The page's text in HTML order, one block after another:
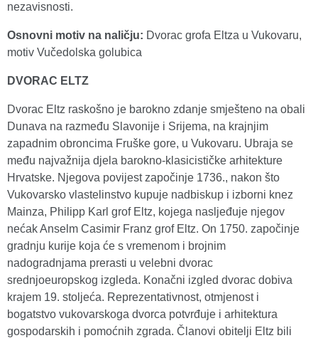
nezavisnosti.
Osnovni motiv na naličju: Dvorac grofa Eltza u Vukovaru,
motiv Vučedolska golubica
DVORAC ELTZ
Dvorac Eltz raskošno je barokno zdanje smješteno na obali
Dunava na razmeđu Slavonije i Srijema, na krajnjim
zapadnim obroncima Fruške gore, u Vukovaru. Ubraja se
među najvažnija djela barokno-klasicističke arhitekture
Hrvatske. Njegova povijest započinje 1736., nakon što
Vukovarsko vlastelinstvo kupuje nadbiskup i izborni knez
Mainza, Philipp Karl grof Eltz, kojega nasljeđuje njegov
nećak Anselm Casimir Franz grof Eltz. On 1750. započinje
gradnju kurije koja će s vremenom i brojnim
nadogradnjama prerasti u velebni dvorac
srednjoeuropskog izgleda. Konačni izgled dvorac dobiva
krajem 19. stoljeća. Reprezentativnost, otmjenost i
bogatstvo vukovarskoga dvorca potvrđuje i arhitektura
gospodarskih i pomoćnih zgrada. Članovi obitelji Eltz bili